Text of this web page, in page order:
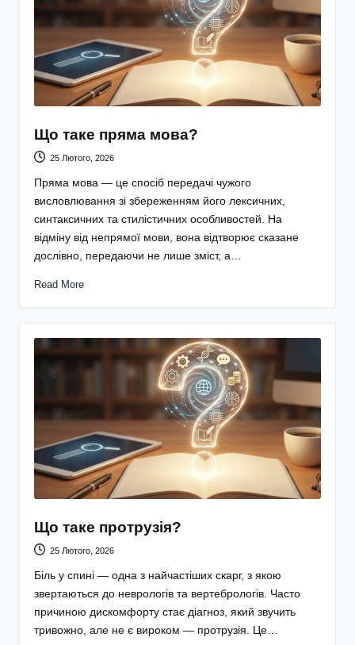
Що таке пряма мова?
25 Лютого, 2026
Пряма мова — це спосіб передачі чужого
висловлювання зі збереженням його лексичних,
синтаксичних та стилістичних особливостей. На
відміну від непрямої мови, вона відтворює сказане
дослівно, передаючи не лише зміст, а…
Read More
Що таке протрузія?
25 Лютого, 2026
Біль у спині — одна з найчастіших скарг, з якою
звертаються до неврологів та вертебрологів. Часто
причиною дискомфорту стає діагноз, який звучить
тривожно, але не є вироком — протрузія. Це…